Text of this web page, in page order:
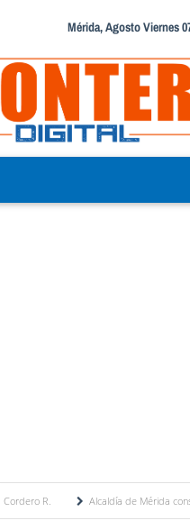
Mérida, Agosto Viernes
Alcaldía de Mérida consolida